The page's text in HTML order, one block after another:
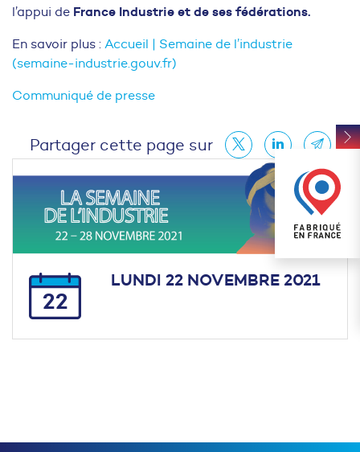
l’appui de France Industrie et de ses fédérations.
En savoir plus : Accueil | Semaine de l’industrie
(semaine-industrie.gouv.fr)
Communiqué de presse
Partager cette page sur
22
LUNDI 22 NOVEMBRE 2021